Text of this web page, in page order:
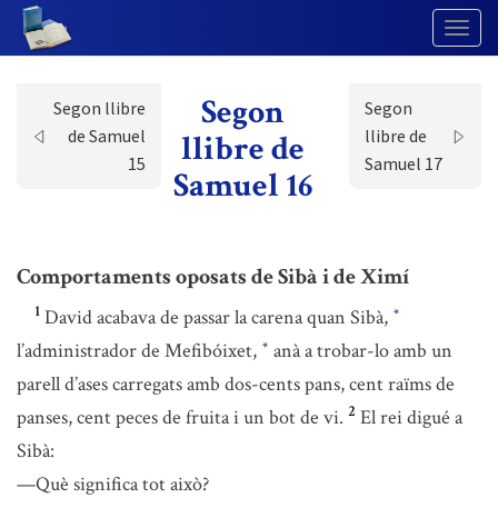
Segon llibre
de Samuel
15
Segon
llibre de
Samuel 16
Segon
llibre de
Samuel 17
Comportaments oposats de Sibà i de Ximí
1 David acabava de passar la carena quan Sibà, *
l’administrador de Mefibóixet, * anà a trobar-lo amb un
parell d’ases carregats amb dos-cents pans, cent raïms de
panses, cent peces de fruita i un bot de vi. 2 El rei digué a
Sibà:
—Què significa tot això?